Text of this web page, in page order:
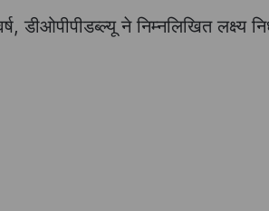
डीओपीपीडब्ल्यू ने निम्नलिखित लक्ष्य